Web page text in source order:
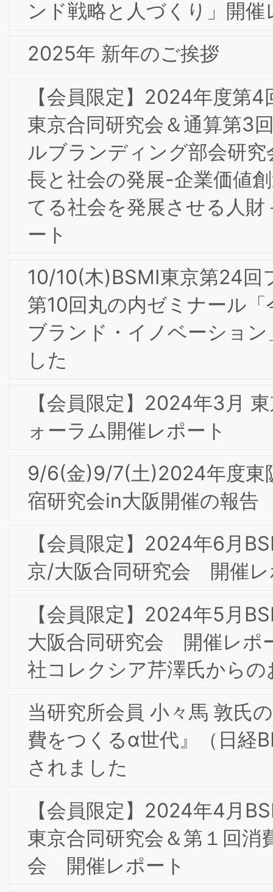
ルの事例から」開催レポート
2/26(月)第8回ＢＳＭＩ東京/大阪合同専
門部会研究会＆第１回（通算第２回）知
2/26(月)第13期（2023年度）第２回理
事会開催
２/９(金)第7回BSMI東京/大阪合同研究
＆第1回（通算第２回）インターナルブ
ランディング部会研究会
2024年 新年のご挨拶
ォーラム開催レポート
【会員限定】2023年10月第4回東京/大
阪合同部会研究会「ダイレクトマーケテ
ィング2023-レスポンスとブランディ
グの融合 ～大手食品メーカー、大手ア
10/6(金)17-19時 第４回東京/大阪合同部
会研究会「ダイレクトマーケティング
合」
9/8(金)9/9(土)2023年度東阪合同夏季合
【会員限定】2023年2月第8回東京/大阪
合同部会研究会「パーパス経営とブラン
ポート
【会員限定】2022年12月第6回東京/大
合同部会研究会「愛されるブランドの作
り方 -内から外へ広がるブランドアクシ
ョン-」開催レポート
2023年 新年のご挨拶
【会員限定】2022年11月第5回東京/大
想と現実・苦悩」開催レポート
【会員限定】2022年11月 東京第21回フ
ォーラム開催レポート